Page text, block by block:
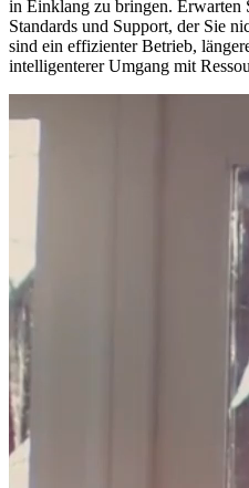
in Einklang zu bringen. Erwarten
Standards und Support, der Sie
sind ein effizienter Betrieb,
intelligenterer Umgang mit